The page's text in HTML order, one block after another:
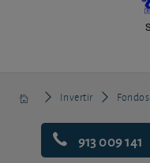
Invertir Fondos
913 009 141